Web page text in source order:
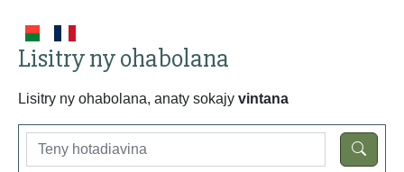
Lisitry ny ohabolana
Lisitry ny ohabolana, anaty sokajy vintana